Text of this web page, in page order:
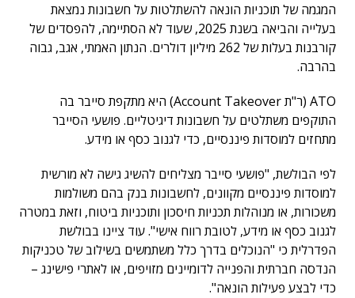
המגמה של תוכניות הונאה להשתלטות על חשבונות נמצאת
בעלייה והביאה בשנת 2025, שעוד לא הסתיימה, להפסדים של
קורבנות בעלות של 262 מיליון דולרים. הנתון האמתי, אגב, גבוה
בהרבה.
ATO (ר"ת Account Takeover) היא מתקפת סייבר בה
התוקפים משתלטים על חשבונות דיגיטליים. פושעי הסייבר
מתחזים למוסדות פיננסיים, כדי לגנוב כסף או מידע.
לפי הבולשת, "פושעי סייבר מצליחים להשיג גישה לא מורשית
למוסדות פיננסיים מקוונים, לחשבונות בנק בהם משולמות
משכורות, או מנוהלות תכניות חיסכון ותוכניות ביטוח, וזאת במטרה
לגנוב כסף או מידע, לטובת רווח אישי". עוד ציינו בבולשת
הפדרלית כי "הנוכלים בדרך כלל משתמשים בשילוב של טכניקות
הנדסה חברתית והפנייה לדומיינים מזויפים, או לאתרי פישינג –
כדי לבצע פעילות הונאה".